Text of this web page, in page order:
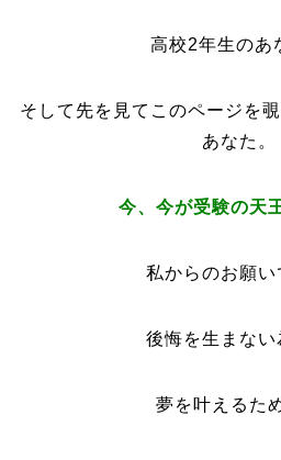
高校2年生のあ
そして先を見てこのページを
あなた。
今、今が受験の天
私からのお願い
後悔を生まない
夢を叶えるた